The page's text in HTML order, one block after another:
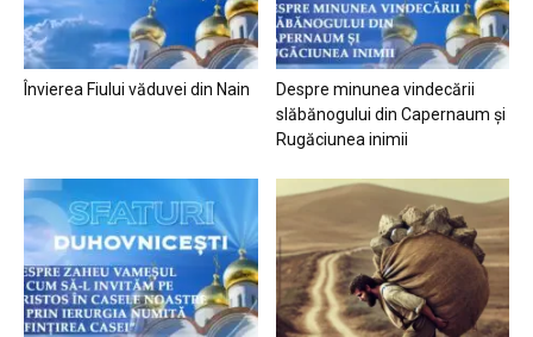
Învierea Fiului văduvei din Nain
Despre minunea vindecării
slăbănogului din Capernaum și
Rugăciunea inimii